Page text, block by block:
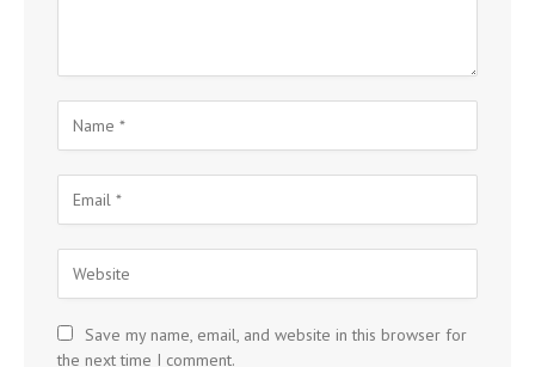
Save my name, email, and website in this browser for
the next time I comment.